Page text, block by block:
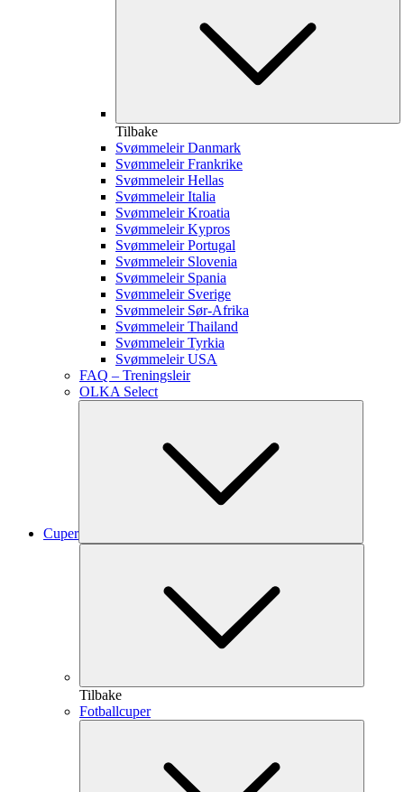
Tilbake
Svømmeleir Danmark
Svømmeleir Frankrike
Svømmeleir Hellas
Svømmeleir Italia
Svømmeleir Kroatia
Svømmeleir Kypros
Svømmeleir Portugal
Svømmeleir Slovenia
Svømmeleir Spania
Svømmeleir Sverige
Svømmeleir Sør-Afrika
Svømmeleir Thailand
Svømmeleir Tyrkia
Svømmeleir USA
FAQ – Treningsleir
OLKA Select
Cuper
Tilbake
Fotballcuper